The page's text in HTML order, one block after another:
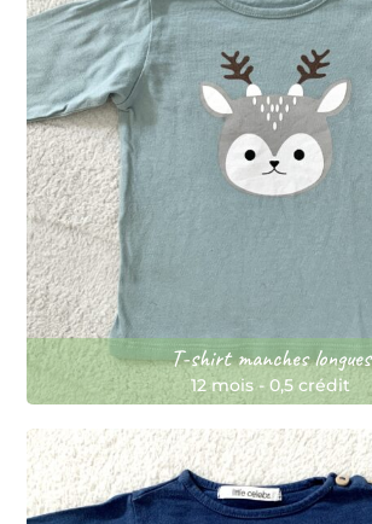
T-shirt manches longues
12 mois - 0,5 crédit